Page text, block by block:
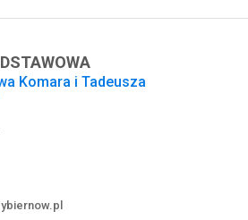
Komara i Tadeusza